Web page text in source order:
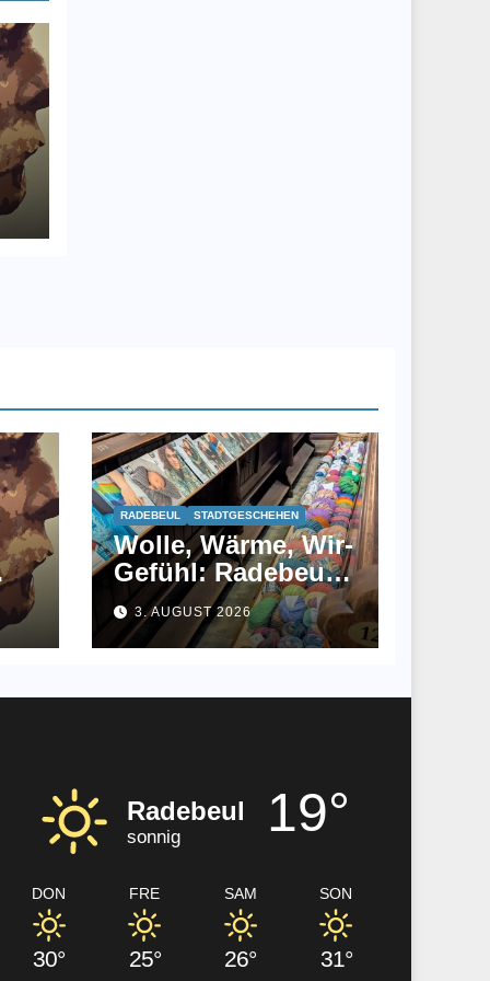
RADEBEUL STADTGESCHEHEN
Wolle, Wärme, Wir-
Gefühl: Radebeul
strickt gemeinsam
3. AUGUST 2026
Radebeul
sonnig 19°
DON
30°
FRE
25°
SAM
26°
SON
31°